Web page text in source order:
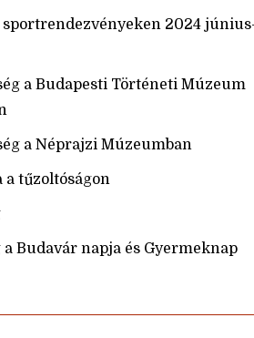
sportrendezvényeken 2024
a Budapesti Történeti Múzeum
a Néprajzi Múzeumban
a tűzoltóságon
Budavár napja és Gyermeknap